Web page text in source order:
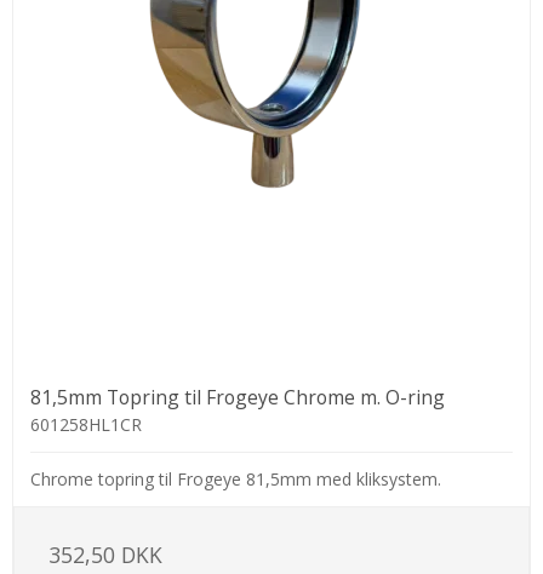
81,5mm Topring til Frogeye Chrome m. O-ring
601258HL1CR
Chrome topring til Frogeye 81,5mm med kliksystem.
352,50 DKK